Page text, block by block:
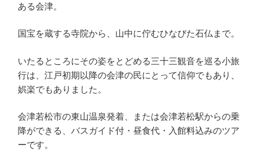
ある会津。
国宝を蔵する寺院から、山中に佇むひなびた石仏まで。
いたるところにその姿をとどめる三十三観音を巡る小旅
行は、江戸初期以降の会津の民にとって信仰でもあり、
娯楽でもありました。
会津若松市の東山温泉発着、または会津若松駅からの乗
降ができる、バスガイド付・昼食代・入館料込みのツア
ーです。